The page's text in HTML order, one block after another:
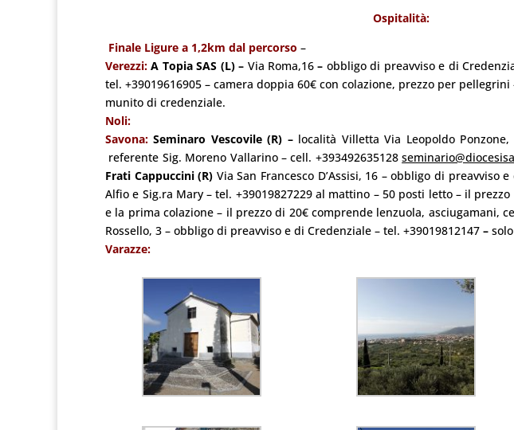
Ospitalità:
Finale Ligure a 1,2km dal percorso –
Verezzi: A Topia SAS (L) – Via Roma,16 – obbligo di preavviso e di
tel. +39019616905 – camera doppia 60€ con colazione, prezzo per
munito di credenziale.
Noli:
Savona: Seminaro Vescovile (R) –località Villetta Via Leopoldo
referente Sig. Moreno Vallarino – cell. +393492635128
Frati Cappuccini (R) Via San Francesco D’Assisi, 16 – obbligo di preavviso
Alfio e Sig.ra Mary – tel. +39019827229 al mattino – 50 posti letto – il
e la prima colazione – il prezzo di 20€ comprende lenzuola, asciugamani,
Rossello, 3 – obbligo di preavviso e di Credenziale – tel. +39019812147 –
Varazze: